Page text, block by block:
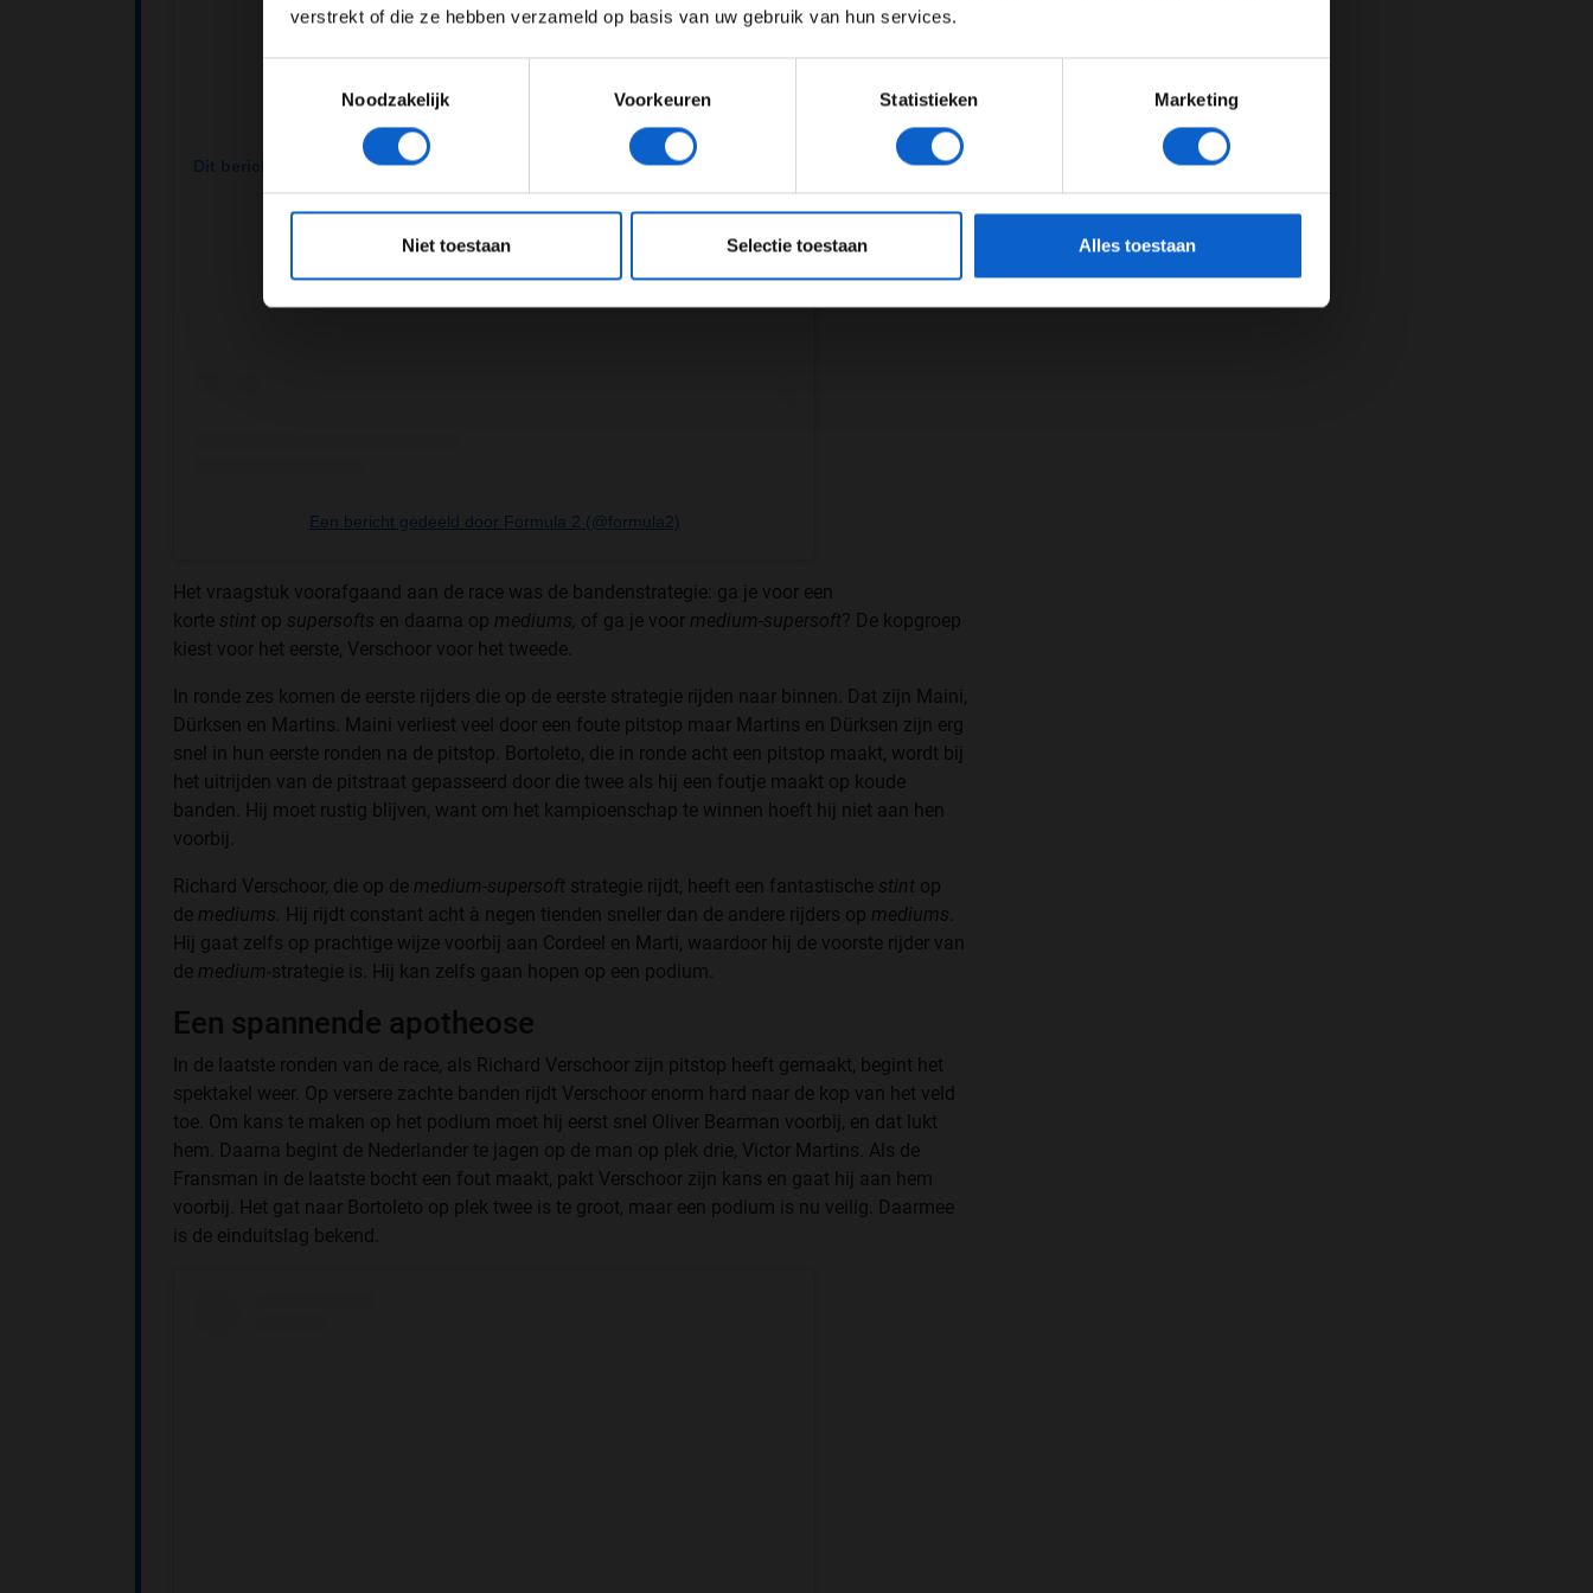
verstrekt of die ze hebben verzameld op basis van uw gebruik van hun services.
Noodzakelijk
Voorkeuren Statistieken Marketing
Niet toestaan Selectie toestaan Alles toestaan
Dit bericht op Instagram bekijken
Een bericht gedeeld door Formula 2 (@formula2)
Het vraagstuk voorafgaand aan de race was de bandenstrategie: ga je voor een
korte stint op supersofts en daarna op mediums, of ga je voor medium-supersoft? De kopgroep
kiest voor het eerste, Verschoor voor het tweede.
In ronde zes komen de eerste rijders die op de eerste strategie rijden naar binnen. Dat zijn Maini,
Dürksen en Martins. Maini verliest veel door een foute pitstop maar Martins en Dürksen zijn erg
snel in hun eerste ronden na de pitstop. Bortoleto, die in ronde acht een pitstop maakt, wordt bij
het uitrijden van de pitstraat gepasseerd door die twee als hij een foutje maakt op koude
banden. Hij moet rustig blijven, want om het kampioenschap te winnen hoeft hij niet aan hen
voorbij.
Richard Verschoor, die op de medium-supersoft strategie rijdt, heeft een fantastische stint op
de mediums. Hij rijdt constant acht à negen tienden sneller dan de andere rijders op mediums
Hij gaat zelfs op prachtige wijze voorbij aan Cordeel en Marti, waardoor hij de voorste rijder van
de medium-strategie is. Hij kan zelfs gaan hopen op een podium.
Een spannende apotheose
In de laatste ronden van de race, als Richard Verschoor zijn pitstop heeft gemaakt, begint het
spektakel weer. Op versere zachte banden rijdt Verschoor enorm hard naar de kop van het veld
toe. Om kans te maken op het podium moet hij eerst snel Oliver Bearman voorbij, en dat lukt
hem. Daarna begint de Nederlander te jagen op de man op plek drie, Victor Martins. Als de
Fransman in de laatste bocht een fout maakt, pakt Verschoor zijn kans en gaat hij aan hem
voorbij. Het gat naar Bortoleto op plek twee is te groot, maar een podium is nu veilig. Daarmee
is de einduitslag bekend.
JONGER DAN 24 24 JAAR OF OUDER
*Raadpleeg onsprivacybeleidvoor meer informatie over gegevensgebruik en -bescherming.